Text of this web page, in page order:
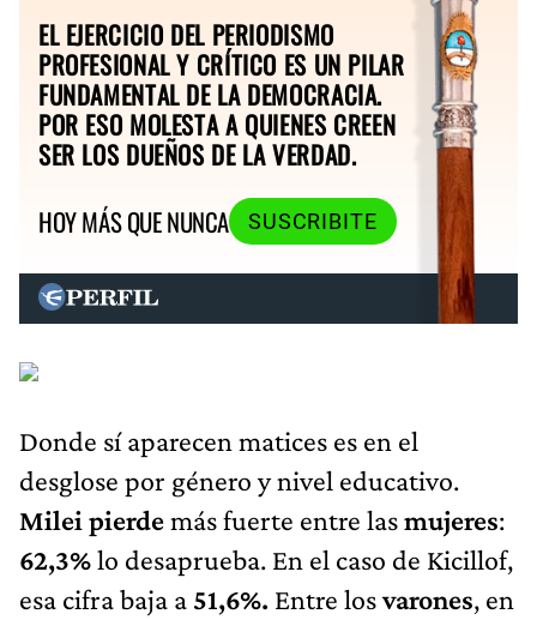
EL EJERCICIO DEL PERIODISMO
PROFESIONAL Y CRÍTICO ES UN PILAR
FUNDAMENTAL DE LA DEMOCRACIA.
POR ESO MOLESTA A QUIENES CREEN
SER LOS DUEÑOS DE LA VERDAD.
HOY MÁS QUE NUNCA
SUSCRIBITE
Donde sí aparecen matices es en el
desglose por género y nivel educativo.
Milei pierdemás fuerte entre lasmujeres:
62,3%lo desaprueba. En el caso de Kicillof,
esa cifra baja a 51,6%. Entre losvarones, en